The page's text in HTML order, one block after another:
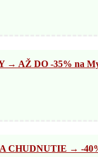
→ AŽ DO -35% na
CHUDNUTIE → -